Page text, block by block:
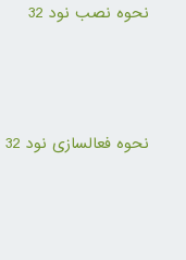
نحوه نصب نود 32
نحوه فعالسازی نود 32